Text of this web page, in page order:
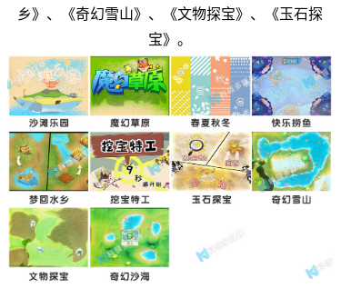
乡》、《奇幻雪山》、《文物探宝》、《玉石探
宝》。